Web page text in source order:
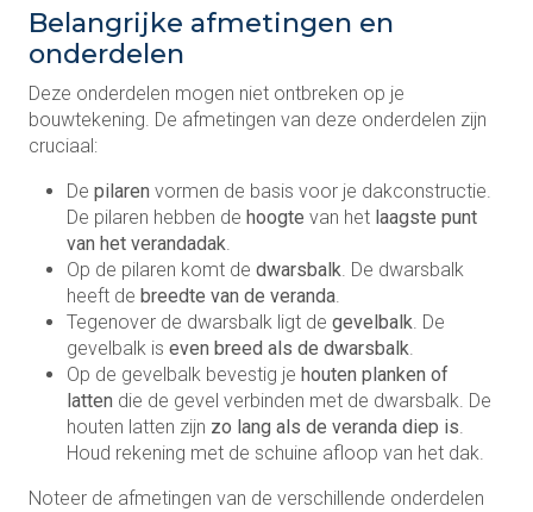
Belangrijke afmetingen en
onderdelen
Deze onderdelen mogen niet ontbreken op je
bouwtekening. De afmetingen van deze onderdelen zijn
cruciaal:
De pilaren vormen de basis voor je dakconstructie.
De pilaren hebben de hoogte van het laagste punt
van het verandadak.
Op de pilaren komt de dwarsbalk. De dwarsbalk
heeft de breedte van de veranda.
Tegenover de dwarsbalk ligt de gevelbalk. De
gevelbalk is even breed als de dwarsbalk.
Op de gevelbalk bevestig je houten planken of
latten die de gevel verbinden met de dwarsbalk. De
houten latten zijn zo lang als de veranda diep is.
Houd rekening met de schuine afloop van het dak.
Noteer de afmetingen van de verschillende onderdelen